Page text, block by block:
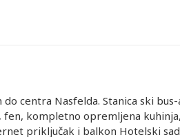
centra Nasfelda. Stanica ski
fen, kompletno opremljena
priključak i balkon Hotelski